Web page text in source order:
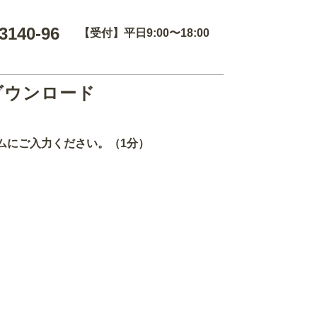
96 【受付】平日9:00〜18:00
ンロード
にご入力ください。（1分）